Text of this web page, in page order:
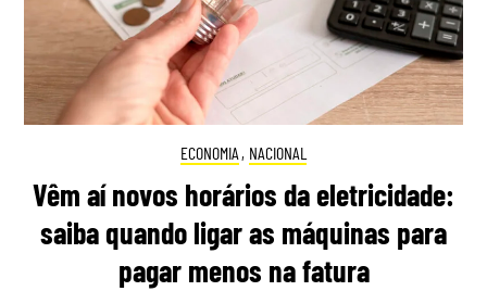
ECONOMIA , NACIONAL
Vêm aí novos horários da eletricidade:
saiba quando ligar as máquinas para
pagar menos na fatura